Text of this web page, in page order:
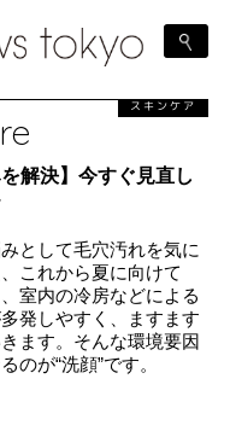
スキンケア
解決】今すぐ見直し
として毛穴汚れを気に
これから夏に向けて
室内の冷房などによる
発しやすく、ますます
ます。そんな環境要因
のが“洗顔”です。